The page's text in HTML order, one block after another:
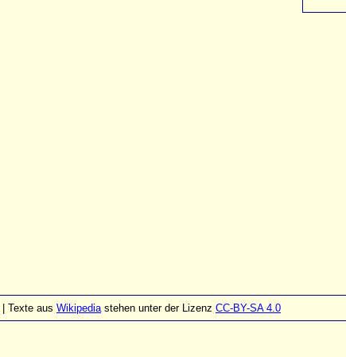
| Texte aus Wikipediastehen unter der Lizenz CC-BY-SA 4.0